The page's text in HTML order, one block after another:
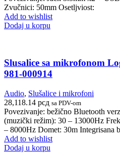
Zvučnici: 50mm Osetljviost:
Add to wishlist
Dodaj u korpu
Slusalice sa mikrofonom
981-000914
Audio, Slušalice i mikrofoni
28,118.14 рсд sa PDV-om
Povezivanje: bežično Bluetooth
(muzički režim): 30 – 13000Hz
– 8000Hz Domet: 30m Integrisana
Add to wishlist
Dodaj u korpu